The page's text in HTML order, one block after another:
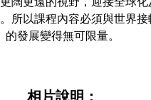
所以課程內容必須與世界
的發展變得無可限量。
相片說明：